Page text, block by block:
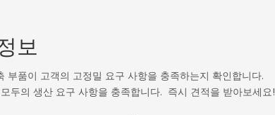
보
품이 고객의 고정밀 요구 사항을 충족하는지 확인합니다.
두의 생산 요구 사항을 충족합니다. 즉시 견적을 받아보세요!